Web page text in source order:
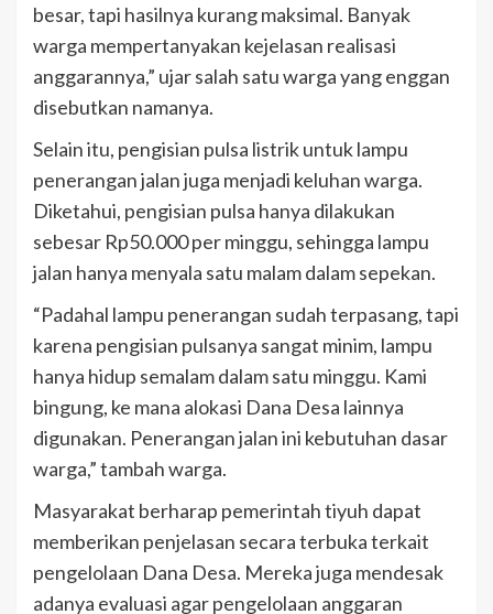
besar, tapi hasilnya kurang maksimal. Banyak
warga mempertanyakan kejelasan realisasi
anggarannya,” ujar salah satu warga yang enggan
disebutkan namanya.
Selain itu, pengisian pulsa listrik untuk lampu
penerangan jalan juga menjadi keluhan warga.
Diketahui, pengisian pulsa hanya dilakukan
sebesar Rp50.000 per minggu, sehingga lampu
jalan hanya menyala satu malam dalam sepekan.
“Padahal lampu penerangan sudah terpasang, tapi
karena pengisian pulsanya sangat minim, lampu
hanya hidup semalam dalam satu minggu. Kami
bingung, ke mana alokasi Dana Desa lainnya
digunakan. Penerangan jalan ini kebutuhan dasar
warga,” tambah warga.
Masyarakat berharap pemerintah tiyuh dapat
memberikan penjelasan secara terbuka terkait
pengelolaan Dana Desa. Mereka juga mendesak
adanya evaluasi agar pengelolaan anggaran